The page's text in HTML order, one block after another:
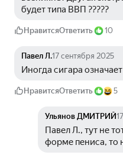
будет типа ВВП ?????
НравитсяОтветить 10
Павел Л.17 сентября 2025
Иногда сигара
НравитсяОтветить 5
Ульянов ДМИТРИЙ
Павел Л., тут не
форме пениса, то